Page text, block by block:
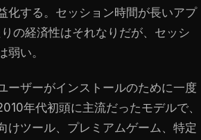
化する。セッション時間が長いアプ
の経済性はそれなりだが、セッシ
弱い。
ーザーがインストールのために一度
年代初頭に主流だったモデルで、
けツール、プレミアムゲーム、特定